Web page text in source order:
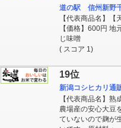
道の駅 信州新野
【代表商品名】【
【価格】600円 地
じ味噌
( スコア 1)
19位
新潟コシヒカリ通
【代表商品名】
農場産の安心大豆
ていないので麹が